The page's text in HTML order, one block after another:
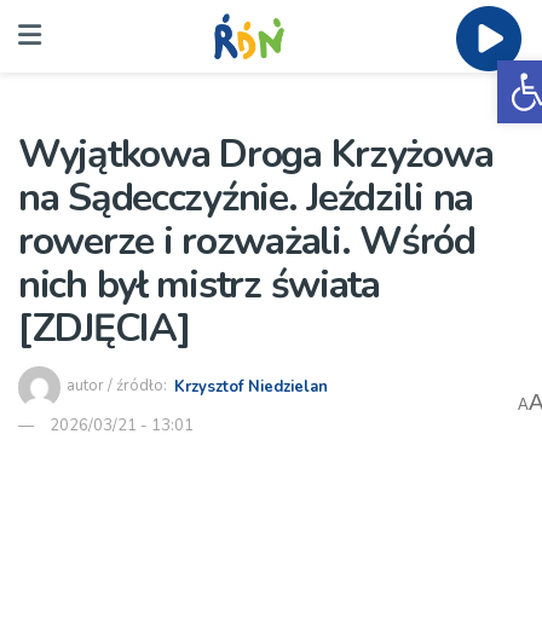
Wyjątkowa Droga Krzyżowa
na Sądecczyźnie. Jeździli na
rowerze i rozważali. Wśród
nich był mistrz świata
[ZDJĘCIA]
autor / źródło: Krzysztof Niedzielan
2026/03/21 - 13:01
A